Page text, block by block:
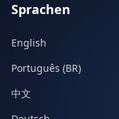
Sprachen
English
Português (BR)
中文